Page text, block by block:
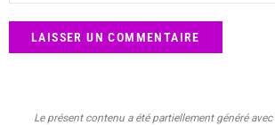
Le présent contenu a été partiellement généré avec